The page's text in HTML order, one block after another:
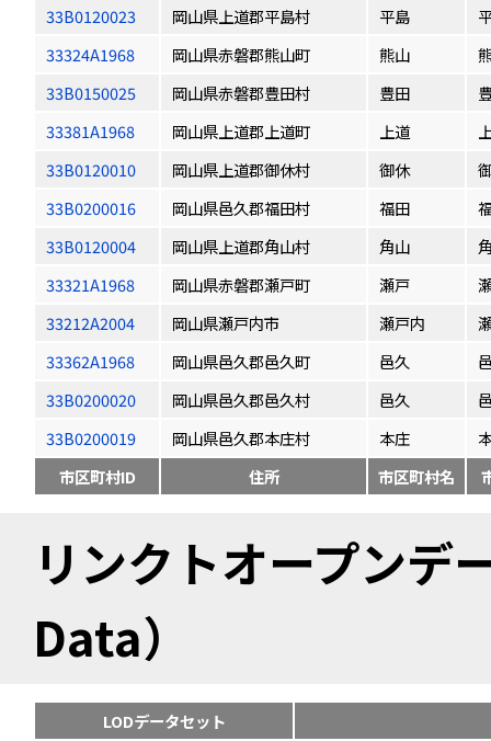
33B0120023
岡山県上道郡平島村 平島
33324A1968
岡山県赤磐郡熊山町 熊山
33B0150025
岡山県赤磐郡豊田村 豊田
33381A1968
岡山県上道郡上道町 上道
33B0120010
岡山県上道郡御休村 御休
33B0200016
岡山県邑久郡福田村 福田
33B0120004
岡山県上道郡角山村 角山
33321A1968
岡山県赤磐郡瀬戸町 瀬戸
33212A2004
岡山県瀬戸内市 瀬戸内
33362A1968
岡山県邑久郡邑久町 邑久
33B0200020
岡山県邑久郡邑久村 邑久
33B0200019
岡山県邑久郡本庄村 本庄
市区町村ID
住所 市区町村名
リンクトオープン
Data）
LODデータセット